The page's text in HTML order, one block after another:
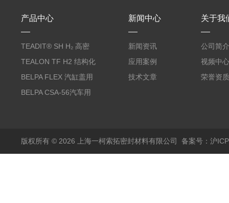
产品中心
TEADIT® SH H₂ 高密
度纯PTFE垫片
TEALON TF H2 结构化
PTFE垫片
BELPA FLEX 汽缸盖用
无石棉金属增强密封垫
BELPA CSA-56汽车用
新闻中心
新闻资讯
应用案例
技术文章
关于我
公司简介
视频中心
荣誉资质
版权所有 © 2026 上海一柯索拓密封材料有限公司 备案号：沪